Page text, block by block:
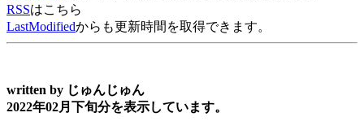
RSSはこちら
LastModifiedからも更新時間を取得できます。
written by じゅんじゅん
2022年02月下旬分を表示しています。